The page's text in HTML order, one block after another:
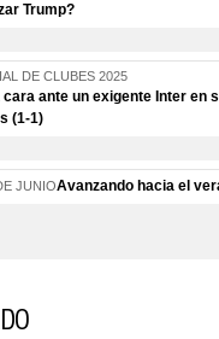
Trump?
DE CLUBES 2025
ante un exigente Inter en
(1-1)
JUNIOAvanzando hacia el